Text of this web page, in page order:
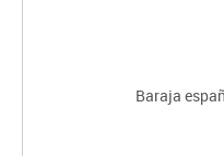
Baraja